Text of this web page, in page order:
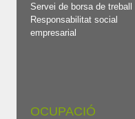
Servei de borsa de treball
Responsabilitat social
empresarial
OCUPACIÓ